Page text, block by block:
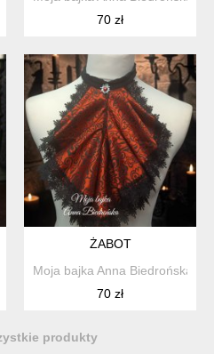
70 zł
ŻABOT
Moja bajka Anna Biedrońska
70 zł
produkty